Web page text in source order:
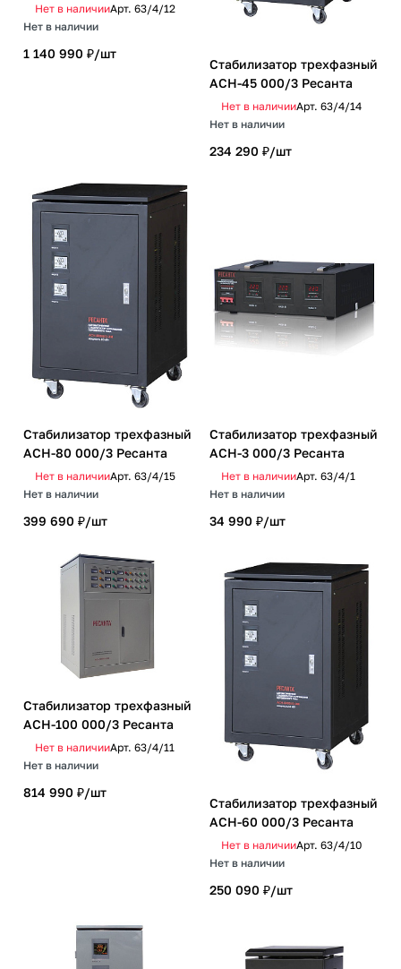
Нет в наличииАрт. 63/4/12
Нет в наличии
1 140 990 ₽/шт
Стабилизатор трехфазный
АСН-45 000/3 Ресанта
Нет в наличииАрт. 63/4/14
Нет в наличии
234 290 ₽/шт
Стабилизатор трехфазный
АСН-80 000/3 Ресанта
Нет в наличииАрт. 63/4/15
Нет в наличии
399 690 ₽/шт
Стабилизатор трехфазный
АСН-3 000/3 Ресанта
Нет в наличииАрт. 63/4/1
Нет в наличии
34 990 ₽/шт
Стабилизатор трехфазный
АСН-100 000/3 Ресанта
Нет в наличииАрт. 63/4/11
Нет в наличии
814 990 ₽/шт
Стабилизатор трехфазный
АСН-60 000/3 Ресанта
Нет в наличииАрт. 63/4/10
Нет в наличии
250 090 ₽/шт